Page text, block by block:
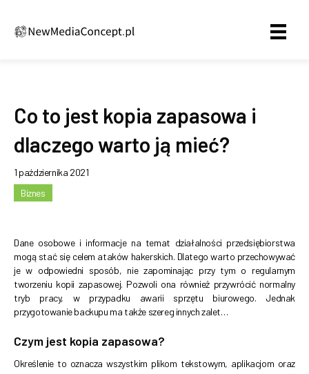
Co to jest kopia zapasowa i
dlaczego warto ją mieć?
1 października 2021
Biznes
Dane osobowe i informacje na temat działalności przedsiębiorstwa
mogą stać się celem ataków hakerskich. Dlatego warto przechowywać
je w odpowiedni sposób, nie zapominając przy tym o regularnym
tworzeniu kopii zapasowej. Pozwoli ona również przywrócić normalny
tryb pracy, w przypadku awarii sprzętu biurowego. Jednak
przygotowanie backupu ma także szereg innych zalet…
Czym jest kopia zapasowa?
Określenie to oznacza wszystkim plikom tekstowym, aplikacjom oraz